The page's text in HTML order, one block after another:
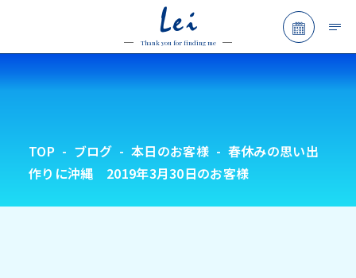
Lei
Thank you for finding me
予約フ
TOP ブログ 本日のお客様
春休みの思い出
作りに沖縄 2019年3月30日のお客様